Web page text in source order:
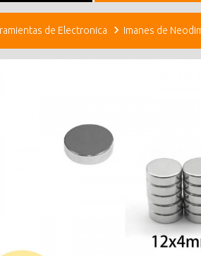
de Electronica Imanes de